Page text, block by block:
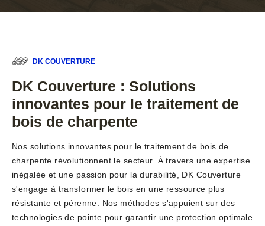
DK COUVERTURE
DK Couverture : Solutions
innovantes pour le traitement de
bois de charpente
Nos solutions innovantes pour le traitement de bois de
charpente révolutionnent le secteur. À travers une expertise
inégalée et une passion pour la durabilité, DK Couverture
s'engage à transformer le bois en une ressource plus
résistante et pérenne. Nos méthodes s'appuient sur des
technologies de pointe pour garantir une protection optimale